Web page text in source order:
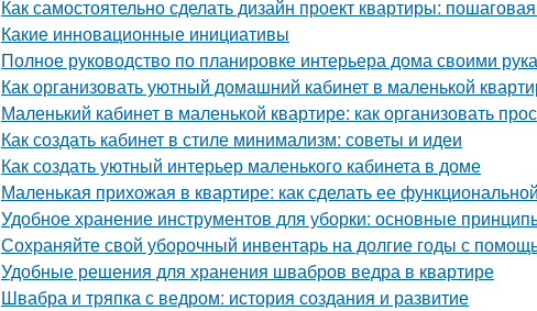
Как самостоятельно сделать дизайн проект квартиры:
Какие инновационные инициативы
Полное руководство по планировке интерьера дома своими
Как организовать уютный домашний кабинет в маленькой
Маленький кабинет в маленькой квартире: как организовать
Как создать кабинет в стиле минимализм: советы и идеи
Как создать уютный интерьер маленького кабинета в доме
Маленькая прихожая в квартире: как сделать ее
Удобное хранение инструментов для уборки: основные
Сохраняйте свой уборочный инвентарь на долгие годы с
Удобные решения для хранения швабров ведра в квартире
Швабра и тряпка с ведром: история создания и развитие